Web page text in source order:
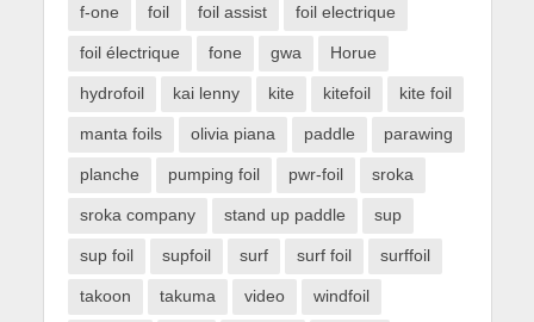
f-one foil foil assist foil electrique
foil électrique fone gwa Horue
hydrofoil kai lenny kite kitefoil kite foil
manta foils olivia piana paddle parawing
planche pumping foil pwr-foil sroka
sroka company stand up paddle sup
sup foil supfoil surf surf foil surffoil
takoon takuma video windfoil